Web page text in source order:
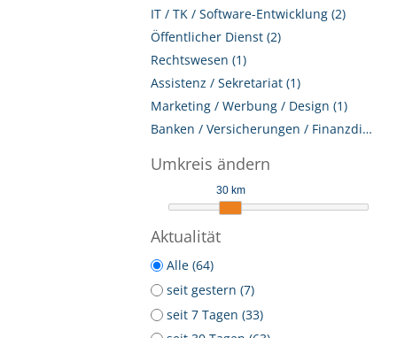
IT / TK / Software-Entwicklung (2)
Öffentlicher Dienst (2)
Rechtswesen (1)
Assistenz / Sekretariat (1)
Marketing / Werbung / Design (1)
Banken / Versicherungen / Finanzdienstleister (1)
Umkreis ändern
30 km
Aktualität
Alle (64)
seit gestern (7)
seit 7 Tagen (33)